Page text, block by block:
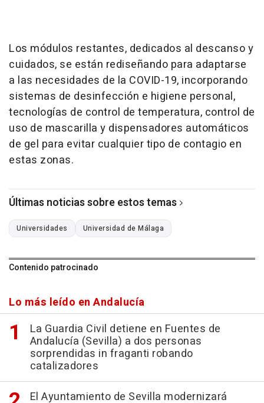
Los módulos restantes, dedicados al descanso y
cuidados, se están rediseñando para adaptarse
a las necesidades de la COVID-19, incorporando
sistemas de desinfección e higiene personal,
tecnologías de control de temperatura, control de
uso de mascarilla y dispensadores automáticos
de gel para evitar cualquier tipo de contagio en
estas zonas.
Últimas noticias sobre estos temas
Universidades Universidad de Málaga
Contenido patrocinado
Lo más leído en Andalucía
La Guardia Civil detiene en Fuentes de
Andalucía (Sevilla) a dos personas
sorprendidas in fraganti robando
catalizadores
El Ayuntamiento de Sevilla modernizará